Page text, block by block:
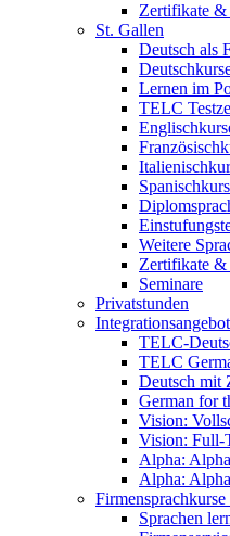
Zertifikate &
St. Gallen
Deutsch als
Lernen im
TELC
Weitere
Zertifikate &
Seminare
Privatstunden
TELC-
TELC
Deutsch mit
German for
Vision:
Vision: Full-
Alpha:
Alpha:
Sprachen